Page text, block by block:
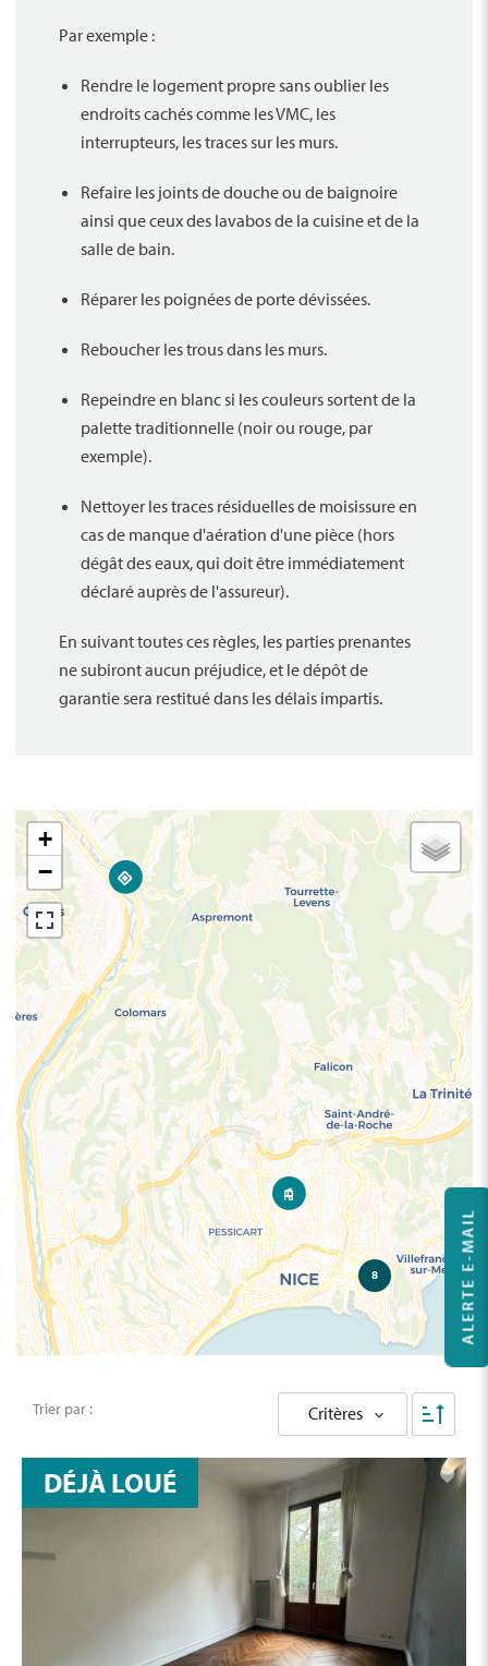
ALERTE E-MAIL
Par exemple :
Rendre le logement propre sans oublier les
endroits cachés comme les VMC, les
interrupteurs, les traces sur les murs.
Refaire les joints de douche ou de baignoire
ainsi que ceux des lavabos de la cuisine et de la
salle de bain.
Réparer les poignées de porte dévissées.
Reboucher les trous dans les murs.
Repeindre en blanc si les couleurs sortent de la
palette traditionnelle (noir ou rouge, par
exemple).
Nettoyer les traces résiduelles de moisissure en
cas de manque d'aération d'une pièce (hors
dégât des eaux, qui doit être immédiatement
déclaré auprès de l'assureur).
En suivant toutes ces règles, les parties prenantes
ne subiront aucun préjudice, et le dépôt de
garantie sera restitué dans les délais impartis.
8
+
−
Trier par : Critères
DÉJÀ LOUÉ